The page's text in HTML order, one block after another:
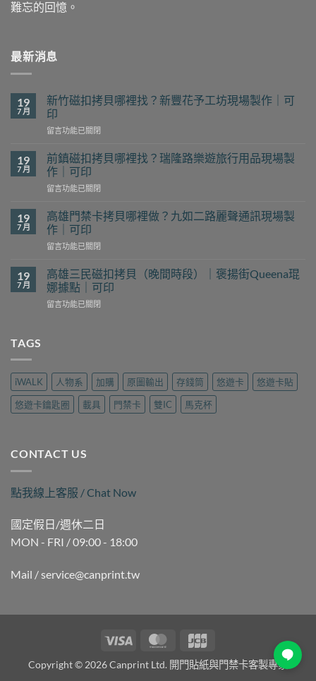
難忘的回憶。
最新消息
19
7 月
新竹磁扣拷貝哪裡找？新豐花予工坊現場製作｜可
印
在
竹
磁
扣
拷
哪
裡
找？
新
花
予
坊
印〉
中
留言功能已關閉
19
7 月
前鎮磁扣拷貝哪裡找？瑞隆路樂遊旅行用品現場製
作｜可印
在
鎮
磁
扣
拷
哪
裡
找？
瑞
用
品
現
作
印〉
中
留言功能已關閉
19
7 月
高雄門禁卡拷貝哪裡做？九如二路麗聲通訊現場製
作｜可印
在
雄
門
禁
卡
九
如
二
路
通
訊
製
｜
可
印〉
留言功能已關閉
19
7 月
高雄三民磁扣拷貝（晚間時段）｜褒揚街Queena琨
娜據點｜可印
在
扣
貝
（晚
｜
街
琨
娜
據
可
留言功能已關閉
TAGS
iWALK 人物系 加購 原圖輸出 存錢筒 悠遊卡
悠遊卡貼
悠遊卡鑰匙圈
載具 門禁卡 雙IC 馬克杯
CONTACT US
點我線上客服 / Chat Now
國定假日/週休二日
MON - FRI / 09:00 - 18:00
Mail / service@canprint.tw
Visa MasterCard
Copyright © 2026 Canprint Ltd. 開門貼紙與門禁卡客製專家